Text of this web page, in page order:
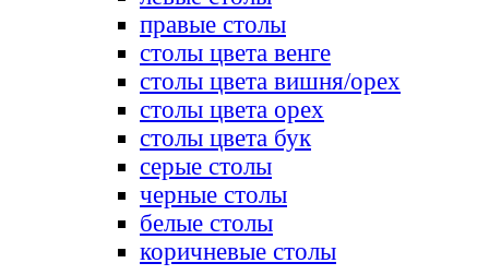
правые столы
столы цвета венге
столы цвета вишня/орех
столы цвета орех
столы цвета бук
серые столы
черные столы
белые столы
коричневые столы